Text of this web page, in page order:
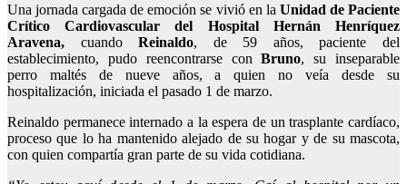
Una jornada cargada de emoción se vivió en la Unidad de Paciente
Crítico Cardiovascular del Hospital Hernán Henríquez
Aravena, cuandoReinaldo, de 59 años, paciente del
establecimiento, pudo reencontrarse conBruno, su inseparable
perro maltés de nueve años, a quien no veía desde su
hospitalización, iniciada el pasado 1 de marzo.
Reinaldo permanece internado a la espera de un trasplante cardíaco,
proceso que lo ha mantenido alejado de su hogar y de su mascota,
con quien compartía gran parte de su vida cotidiana.